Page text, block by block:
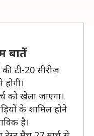
बातें
टी-20 सीरीज़
को खेला जाएगा।
के शामिल होने
है।